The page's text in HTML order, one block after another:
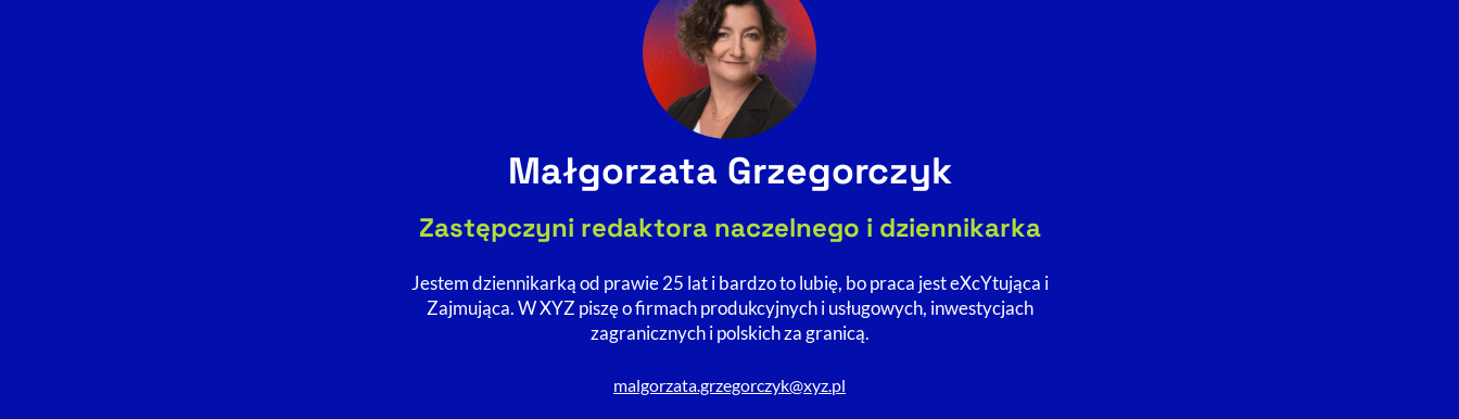
Deklaracja dostępności
Małgorzata Grzegorczyk
Zastępczyni redaktora naczelnego i dziennikarka
Jestem dziennikarką od prawie 25 lat i bardzo to lubię, bo praca jest eXcYtująca i
Zajmująca. W XYZ piszę o firmach produkcyjnych i usługowych, inwestycjach
zagranicznych i polskich za granicą.
malgorzata.grzegorczyk@xyz.pl